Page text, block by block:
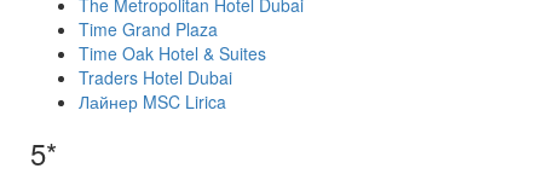
The Metropolitan Hotel Dubai
Time Grand Plaza
Time Oak Hotel & Suites
Traders Hotel Dubai
Лайнер MSC Lirica
5*